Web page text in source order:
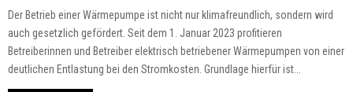
Der Betrieb einer Wärmepumpe ist nicht nur klimafreundlich, sondern wird
auch gesetzlich gefördert. Seit dem 1. Januar 2023 profitieren
Betreiberinnen und Betreiber elektrisch betriebener Wärmepumpen von einer
deutlichen Entlastung bei den Stromkosten. Grundlage hierfür ist...